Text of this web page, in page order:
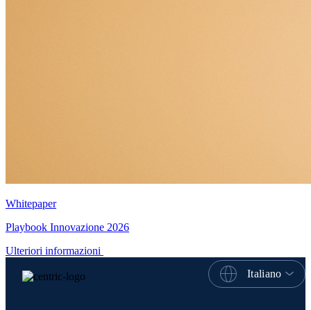
Whitepaper
Playbook Innovazione 2026
Ulteriori informazioni
Italiano